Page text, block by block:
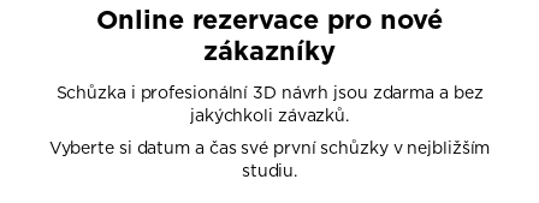
Online rezervace pro nové
zákazníky
Schůzka i profesionální 3D návrh jsou zdarma a bez
jakýchkoli závazků.
Vyberte si datum a čas své první schůzky v nejbližším
studiu.